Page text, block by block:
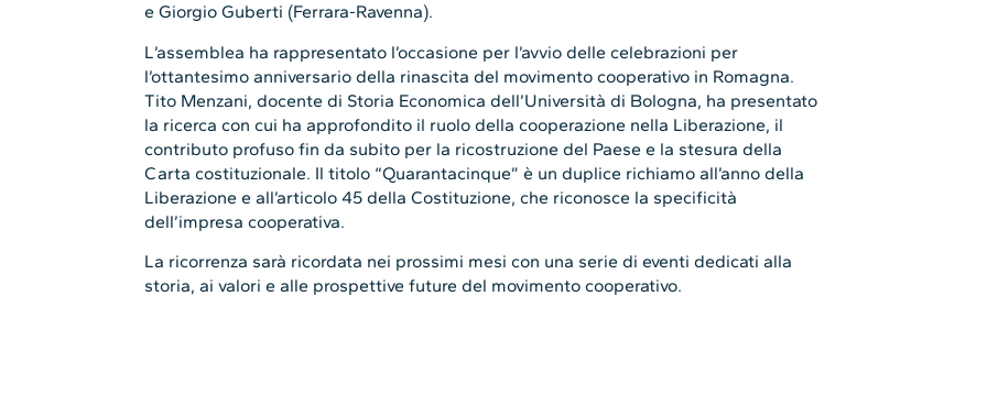
e Giorgio Guberti (Ferrara-Ravenna).
L’assemblea ha rappresentato l’occasione per l’avvio delle celebrazioni per
l’ottantesimo anniversario della rinascita del movimento cooperativo in Romagna.
Tito Menzani, docente di Storia Economica dell’Università di Bologna, ha presentato
la ricerca con cui ha approfondito il ruolo della cooperazione nella Liberazione, il
contributo profuso fin da subito per la ricostruzione del Paese e la stesura della
Carta costituzionale. Il titolo “Quarantacinque” è un duplice richiamo all’anno della
Liberazione e all’articolo 45 della Costituzione, che riconosce la specificità
dell’impresa cooperativa.
La ricorrenza sarà ricordata nei prossimi mesi con una serie di eventi dedicati alla
storia, ai valori e alle prospettive future del movimento cooperativo.